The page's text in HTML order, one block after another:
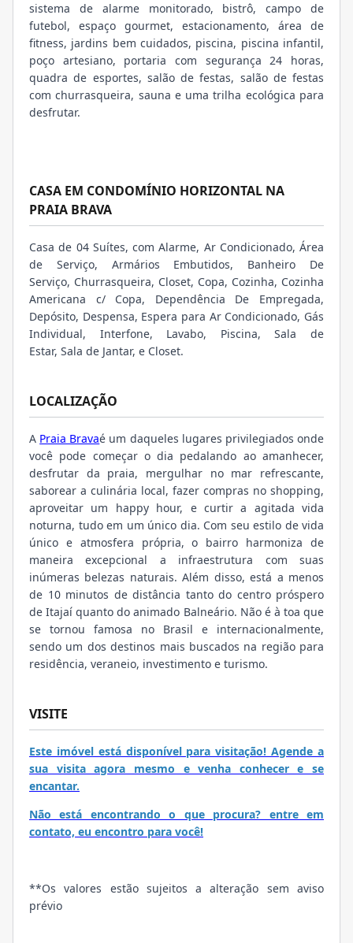
sistema de alarme monitorado, bistrô, campo de
futebol, espaço gourmet, estacionamento, área de
fitness, jardins bem cuidados, piscina, piscina infantil,
poço artesiano, portaria com segurança 24 horas,
quadra de esportes, salão de festas, salão de festas
com churrasqueira, sauna e uma trilha ecológica para
desfrutar.
CASA EM CONDOMÍNIO HORIZONTAL NA
PRAIA BRAVA
Casa de 04 Suítes, com Alarme, Ar Condicionado, Área
de Serviço, Armários Embutidos, Banheiro De
Serviço, Churrasqueira, Closet, Copa, Cozinha, Cozinha
Americana c/ Copa, Dependência De Empregada,
Depósito, Despensa, Espera para Ar Condicionado, Gás
Individual, Interfone, Lavabo, Piscina, Sala de
Estar, Sala de Jantar, e Closet.
LOCALIZAÇÃO
A Praia Bravaé um daqueles lugares privilegiados onde
você pode começar o dia pedalando ao amanhecer,
desfrutar da praia, mergulhar no mar refrescante,
saborear a culinária local, fazer compras no shopping,
aproveitar um happy hour, e curtir a agitada vida
noturna, tudo em um único dia. Com seu estilo de vida
único e atmosfera própria, o bairro harmoniza de
maneira excepcional a infraestrutura com suas
inúmeras belezas naturais. Além disso, está a menos
de 10 minutos de distância tanto do centro próspero
de Itajaí quanto do animado Balneário. Não é à toa que
se tornou famosa no Brasil e internacionalmente,
sendo um dos destinos mais buscados na região para
residência, veraneio, investimento e turismo.
VISITE
Este imóvel está disponível para visitação! Agende a
sua visita agora mesmo e venha conhecer e se
encantar.
Não está encontrando o que procura? entre em
contato, eu encontro para você!
**Os valores estão sujeitos a alteração sem aviso
prévio